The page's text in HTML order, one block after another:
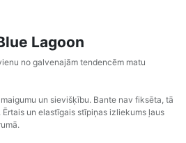
Lagoon
no galvenajām tendencēm matu
un sievišķību. Bante nav fiksēta, tā
un elastīgais stīpiņas izliekums ļaus